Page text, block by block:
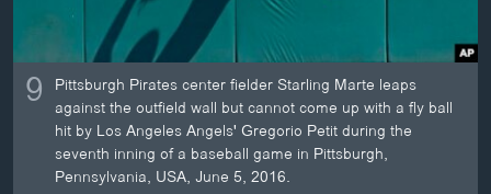
ວີດີໂອ
ສຽງ
ລາຍການກະຈາຍສຽງ
ລາຍງານ
ຕິດຕາມພວກເຮົາ ທີ່
9 Pittsburgh Pirates center fielder Starling Marte leaps
against the outfield wall but cannot come up with a fly ball
hit by Los Angeles Angels' Gregorio Petit during the
seventh inning of a baseball game in Pittsburgh,
Pennsylvania, USA, June 5, 2016.